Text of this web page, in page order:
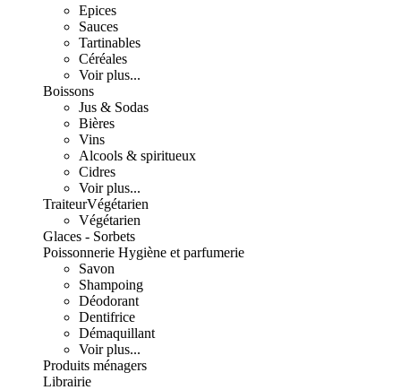
Epices
Sauces
Tartinables
Céréales
Voir plus...
Boissons
Jus & Sodas
Bières
Vins
Alcools & spiritueux
Cidres
Voir plus...
TraiteurVégétarien
Végétarien
Glaces - Sorbets
Poissonnerie Hygiène et parfumerie
Savon
Shampoing
Déodorant
Dentifrice
Démaquillant
Voir plus...
Produits ménagers
Librairie